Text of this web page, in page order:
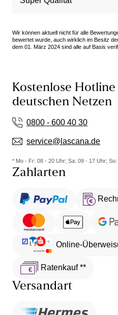
Wir können aktuell nicht für alle
bewertet wurde, auch wirklich im Besitz
dem 01. März 2024 sind alle auf Basis
Kostenlose Hotline
deutschen Netzen
0800 - 600 40 30
service@lascana.de
* Mo - Fr: 08 - 20 Uhr; Sa: 09 - 17 Uhr; So:
Zahlarten
Online-
Ratenkauf **
Versandart